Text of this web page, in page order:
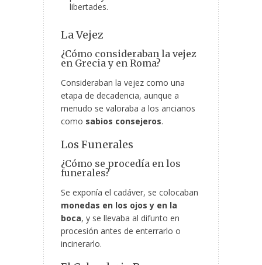
libertades.
La Vejez
¿Cómo consideraban la vejez
en Grecia y en Roma?
Consideraban la vejez como una
etapa de decadencia, aunque a
menudo se valoraba a los ancianos
como sabios consejeros.
Los Funerales
¿Cómo se procedía en los
funerales?
Se exponía el cadáver, se colocaban
monedas en los ojos y en la
boca, y se llevaba al difunto en
procesión antes de enterrarlo o
incinerarlo.